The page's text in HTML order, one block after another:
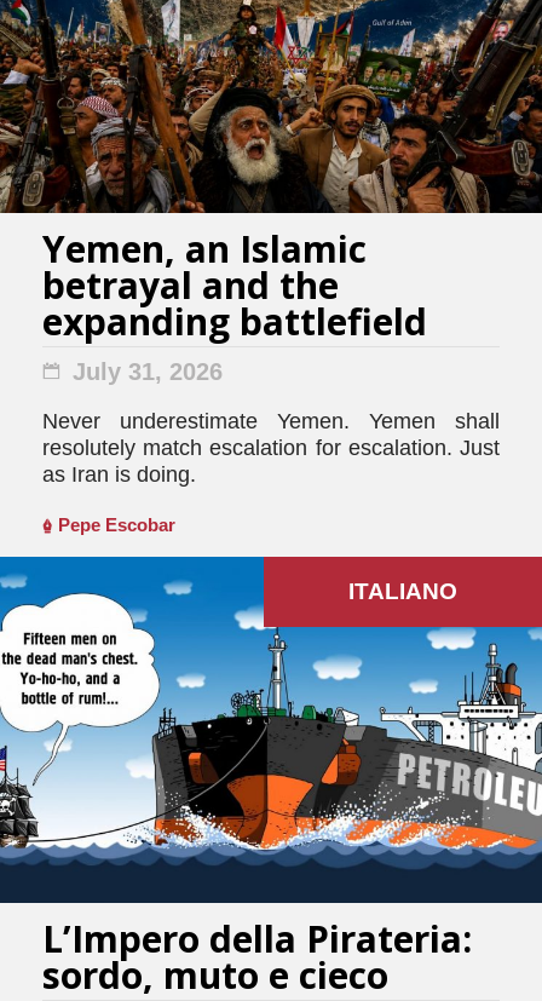
Yemen, an Islamic
betrayal and the
expanding battlefield
July 31, 2026
Never underestimate Yemen. Yemen shall
resolutely match escalation for escalation. Just
as Iran is doing.
Pepe Escobar
L’Impero della Pirateria:
sordo, muto e cieco
ITALIANO